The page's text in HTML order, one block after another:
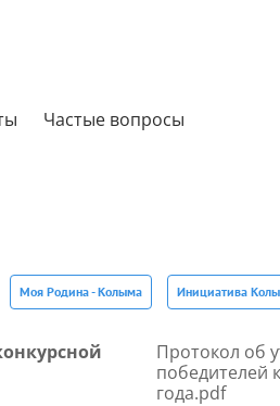
Частые вопросы
Моя Родина - Колыма Инициатива
Протокол об
победителей
года.pdf